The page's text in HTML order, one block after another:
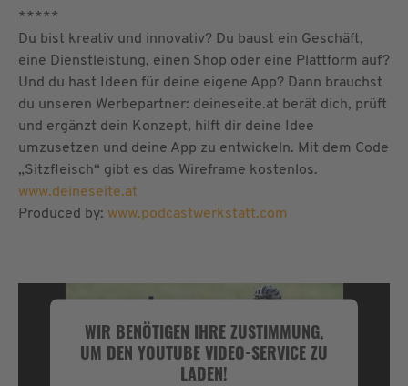
*****
Du bist kreativ und innovativ? Du baust ein Geschäft,
eine Dienstleistung, einen Shop oder eine Plattform auf?
Und du hast Ideen für deine eigene App? Dann brauchst
du unseren Werbepartner: deineseite.at berät dich, prüft
und ergänzt dein Konzept, hilft dir deine Idee
umzusetzen und deine App zu entwickeln. Mit dem Code
„Sitzfleisch“ gibt es das Wireframe kostenlos.
www.deineseite.at
Produced by: www.podcastwerkstatt.com
WIR BENÖTIGEN IHRE ZUSTIMMUNG,
UM DEN YOUTUBE VIDEO-SERVICE ZU
LADEN!